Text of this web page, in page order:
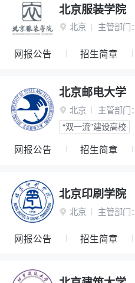
北京服装学院
 北京 主管部门：
网报公告 招生简章
北京邮电大学
 北京 主管部门：
“双一流”建设高校
网报公告 招生简章
北京印刷学院
 北京 主管部门：
网报公告 招生简章